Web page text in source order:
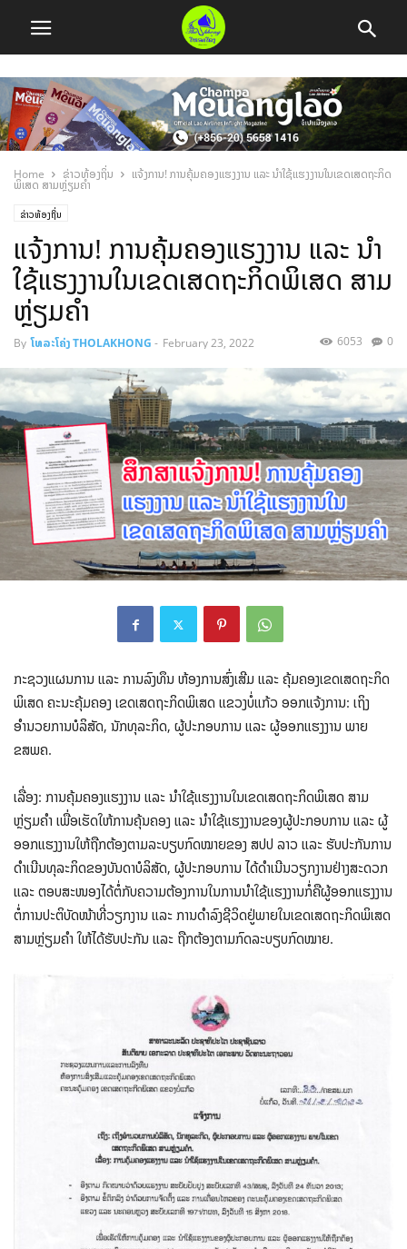
Home ຂ່າວທ້ອງຖິ່ນ ແຈ້ງການ! ການຄຸ້ມຄອງແຮງງານ ແລະ ນຳໃຊ້ແຮງງານໃນເຂດເສດຖະກິດ
ພິເສດ ສາມຫຼ່ຽມຄຳ
ຂ່າວທ້ອງຖິ່ນ
ແຈ້ງການ! ການຄຸ້ມຄອງແຮງງານ ແລະ ນຳ
ໃຊ້ແຮງງານໃນເຂດເສດຖະກິດພິເສດ ສາມ
ຫຼ່ຽມຄຳ
By ໂທລະໂຄ່ງ THOLAKHONG - February 23, 2022 0
6053
ກະຊວງແຜນການ ແລະ ການລົງທຶນ ຫ້ອງການສົ່ງເສີມ ແລະ ຄຸ້ມຄອງເຂດເສດຖະກິດ
ພິເສດ ຄະນະຄຸ້ມຄອງ ເຂດເສດຖະກິດພິເສດ ແຂວງບໍ່ແກ້ວ ອອກແຈ້ງການ: ເຖິງ
ອຳນວຍການບໍລິສັດ, ນັກທຸລະກິດ, ຜູ້ປະກອບການ ແລະ ຜູ້ອອກແຮງງານ ພາຍ
ຂສພຄ.
ເລື່ອງ: ການຄຸ້ມຄອງແຮງງານ ແລະ ນຳໃຊ້ແຮງງານໃນເຂດເສດຖະກິດພິເສດ ສາມ
ຫຼ່ຽມຄຳ ເພື່ອເຮັດໃຫ້ການຄຸ້ນຄອງ ແລະ ນຳໃຊ້ແຮງງານຂອງຜູ້ປະກອບການ ແລະ ຜູ້
ອອກແຮງງານໃຫ້ຖືກຕ້ອງຕາມລະບຽບກົດໝາຍຂອງ ສປປ ລາວ ແລະ ຮັບປະກັນການ
ດຳເນີນທຸລະກິດຂອງບັນດາບໍລິສັດ, ຜູ້ປະກອບການ ໄດ້ດຳເນີນວຽກງານຢ່າງສະດວກ
ແລະ ຕອບສະໜອງໄດ້ຕໍ່ກັບຄວາມຕ້ອງການໃນການນຳໃຊ້ແຮງງານກໍ່ຄືຜູ້ອອກແຮງງານ
ຕໍ່ການປະຕິບັດໜ້າທີ່ວຽກງານ ແລະ ການດຳລົງຊີວິດຢູ່ພາຍໃນເຂດເສດຖະກິດພິເສດ
ສາມຫຼ່ຽມຄຳ ໃຫ້ໄດ້ຮັບປະກັນ ແລະ ຖືກຕ້ອງຕາມກົດລະບຽບກົດໝາຍ.